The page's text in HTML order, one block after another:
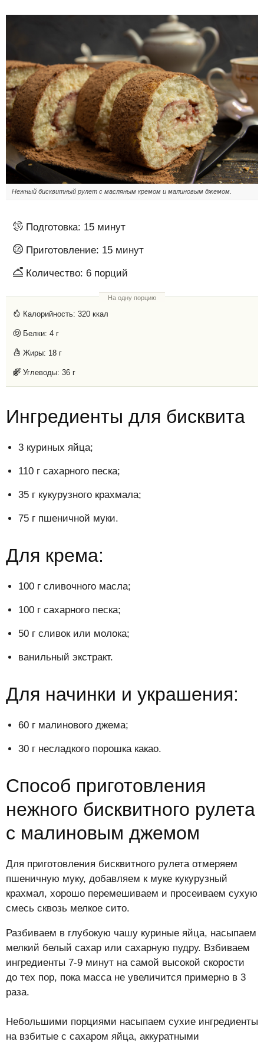
Нежный бисквитный рулет с масляным кремом и малиновым джемом.
Подготовка: 15 минут
Приготовление: 15 минут
Количество: 6 порций
На одну порцию
Калорийность: 320 ккал
Белки: 4 г
Жиры: 18 г
Углеводы: 36 г
Ингредиенты для бисквита
3 куриных яйца;
110 г сахарного песка;
35 г кукурузного крахмала;
75 г пшеничной муки.
Для крема:
100 г сливочного масла;
100 г сахарного песка;
50 г сливок или молока;
ванильный экстракт.
Для начинки и украшения:
60 г малинового джема;
30 г несладкого порошка какао.
Способ приготовления
нежного бисквитного рулета
с малиновым джемом
Для приготовления бисквитного рулета отмеряем
пшеничную муку, добавляем к муке кукурузный
крахмал, хорошо перемешиваем и просеиваем сухую
смесь сквозь мелкое сито.
Разбиваем в глубокую чашу куриные яйца, насыпаем
мелкий белый сахар или сахарную пудру. Взбиваем
ингредиенты 7-9 минут на самой высокой скорости
до тех пор, пока масса не увеличится примерно в 3
раза.
Небольшими порциями насыпаем сухие ингредиенты
на взбитые с сахаром яйца, аккуратными